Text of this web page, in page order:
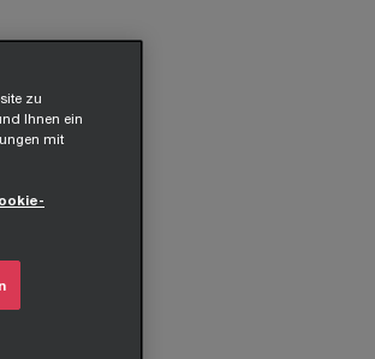
zu
Ihnen ein
mit